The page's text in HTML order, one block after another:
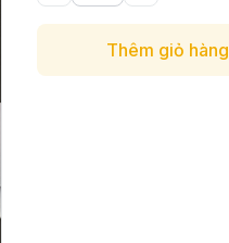
Thêm giỏ hàng